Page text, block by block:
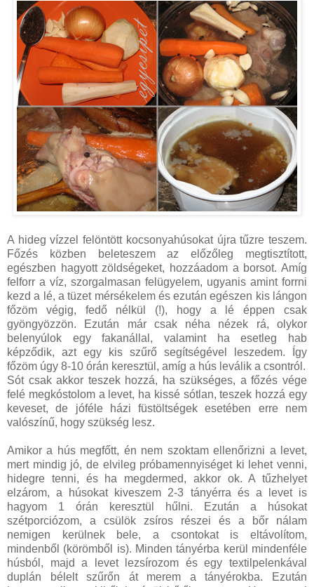
A hideg vízzel felöntött kocsonyahúsokat újra tűzre teszem.
Főzés közben beleteszem az előzőleg megtisztított,
egészben hagyott zöldségeket, hozzáadom a borsot. Amíg
felforr a víz, szorgalmasan felügyelem, ugyanis amint forrni
kezd a lé, a tüzet mérsékelem és ezután egészen kis lángon
főzöm végig, fedő nélkül (!), hogy a lé éppen csak
gyöngyözzön. Ezután már csak néha nézek rá, olykor
belenyúlok egy fakanállal, valamint ha esetleg hab
képződik, azt egy kis szűrő segítségével leszedem. Így
főzöm úgy 8-10 órán keresztül, amíg a hús leválik a csontról.
Sót csak akkor teszek hozzá, ha szükséges, a főzés vége
felé megkóstolom a levet, ha kissé sótlan, teszek hozzá egy
keveset, de jóféle házi füstöltségek esetében erre nem
valószínű, hogy szükség lesz.
Amikor a hús megfőtt, én nem szoktam ellenőrizni a levet,
mert mindig jó, de elvileg próbamennyiséget ki lehet venni,
hidegre tenni, és ha megdermed, akkor ok. A tűzhelyet
elzárom, a húsokat kiveszem 2-3 tányérra és a levet is
hagyom 1 órán keresztül hűlni. Ezután a húsokat
szétporciózom, a csülök zsíros részei és a bőr nálam
nemigen kerülnek bele, a csontokat is eltávolítom,
mindenből (körömből is). Minden tányérba kerül mindenféle
húsból, majd a levet lezsírozom és egy textilpelenkával
duplán bélelt szűrőn át merem a tányérokba. Ezután